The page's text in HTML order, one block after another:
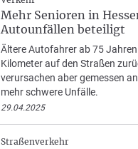
Mehr Senioren in
Autounfällen beteiligt
Ältere Autofahrer ab 75
Kilometer auf den Straßen
verursachen aber gemessen
mehr schwere Unfälle.
29.04.2025
Straßenverkehr